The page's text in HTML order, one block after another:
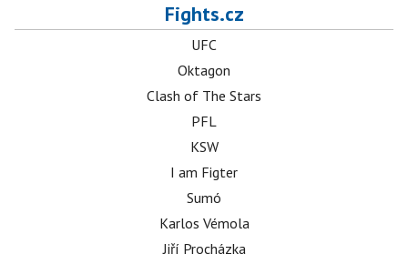
Fights.cz
UFC
Oktagon
Clash of The Stars
PFL
KSW
I am Figter
Sumó
Karlos Vémola
Jiří Procházka